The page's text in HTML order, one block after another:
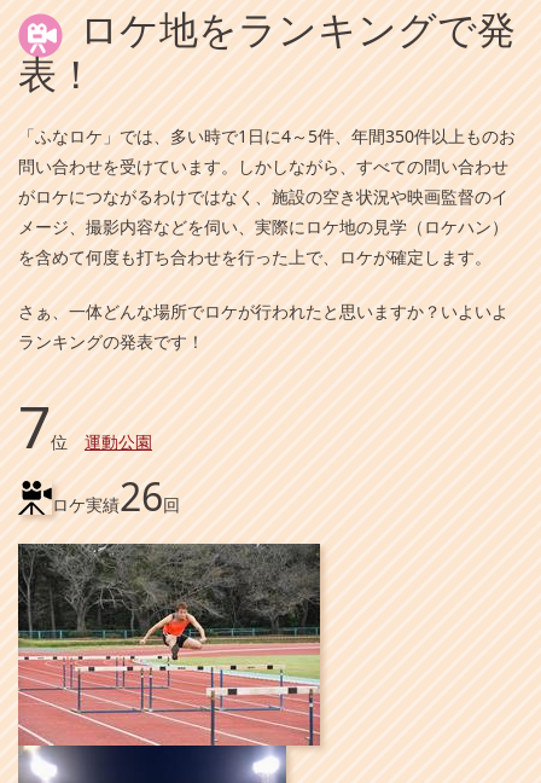
ロケ地をランキングで発
表！
「ふなロケ」では、多い時で1日に4～5件、年間350件以上ものお
問い合わせを受けています。しかしながら、すべての問い合わせ
がロケにつながるわけではなく、施設の空き状況や映画監督のイ
メージ、撮影内容などを伺い、実際にロケ地の見学（ロケハン）
を含めて何度も打ち合わせを行った上で、ロケが確定します。
さぁ、一体どんな場所でロケが行われたと思いますか？いよいよ
ランキングの発表です！
7位 運動公園
ロケ実績26回